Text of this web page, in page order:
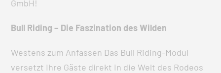
GmbH!
Bull Riding – Die Faszination des Wilden
Westens zum Anfassen Das Bull Riding-Modul
versetzt Ihre Gäste direkt in die Welt des Rodeos